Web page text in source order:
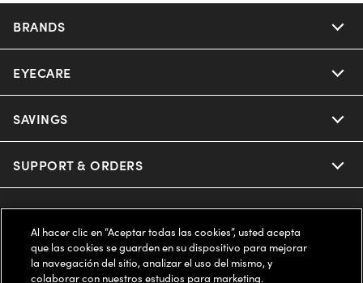
BRANDS
Nuance Audio
Ray-Ban
Oakley
Oakley Meta
EYECARE
Our Eyeglasses
Our Sunglasses
Our Contact Lenses
Ray-Ban | Meta
SAVINGS
Offers & Discount
Insurance
FSA & HSA
SUPPORT & ORDERS
Help Center
Online Order Status
LEGAL
Privacy Policy
COMPANY INFO
Al hacer clic en “Aceptar todas las cookies”, usted acepta
que las cookies se guarden en su dispositivo para mejorar
la navegación del sitio, analizar el uso del mismo, y
colaborar con nuestros estudios para marketing.